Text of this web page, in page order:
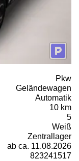
Pkw
Geländewagen
Automatik
10 km
5
Weiß
Zentrallager
ab ca. 11.08.2026
823241517